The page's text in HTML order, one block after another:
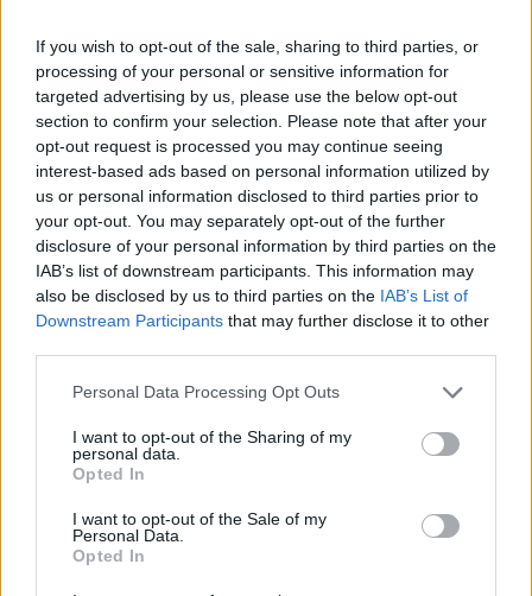
If you wish to opt-out of the sale, sharing to third parties, or
processing of your personal or sensitive information for
targeted advertising by us, please use the below opt-out
section to confirm your selection. Please note that after your
opt-out request is processed you may continue seeing
interest-based ads based on personal information utilized by
us or personal information disclosed to third parties prior to
your opt-out. You may separately opt-out of the further
disclosure of your personal information by third parties on the
IAB’s list of downstream participants. This information may
also be disclosed by us to third parties on the IAB’s List of
Downstream Participants that may further disclose it to other
Personal Data Processing Opt Outs
I want to opt-out of the Sharing of my
personal data.
Opted In
I want to opt-out of the Sale of my
Personal Data.
Opted In
PREMIERSHIP
Fischetti e Todaro in finale di Prem
con il Northampton video
Redazione / 13.06.2026 14:23
NAZIONALI GIOVANILI
Anche l’Italia Under 20 batte
l’Inghilterra: fantastico “triplete”
Redazione / 12.06.2026 21:55
Redazione 12.06.2026 07:14